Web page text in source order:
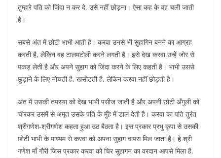
तुम्हारे पति को जिंदा न कर दे, उसे नहीं छोड़ना। ऐसा कह के वह चली जाती
है।
सबसे अंत में छोटी भाभी आती है। करवा उनसे भी सुहागिन बनने का आग्रह
करती है, लेकिन वह टालमटोली करने लगती है। इसे देख करवा उन्हें जोर से
पकड़ लेती है और अपने सुहाग को जिंदा करने के लिए कहती है। भाभी उससे
छुड़ाने के लिए नोचती है, खसोटती है, लेकिन करवा नहीं छोड़ती है।
अंत में उसकी तपस्या को देख भाभी पसीज जाती है और अपनी छोटी अँगुली को
चीरकर उसमें से अमृत उसके पति के मुँह में डाल देती है। करवा का पति तुरंत
श्रीगणेश-श्रीगणेश कहता हुआ उठ बैठता है। इस प्रकार प्रभु कृपा से उसकी
छोटी भाभी के माध्यम से करवा को अपना सुहाग वापस मिल जाता है। हे श्री
गणेश माँ गौरी जिस प्रकार करवा को चिर सुहागन का वरदान आपसे मिला है,